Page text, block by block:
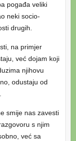
pogađa veliki
neki socio-
drugih.
na primjer
već dojam koji
njihovu
odustaju od
smije nas zavesti
s njim
već sa